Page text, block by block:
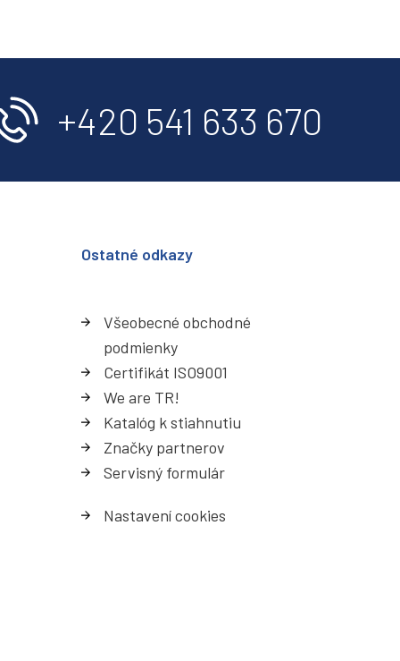
+420 541 633 670
Ostatné odkazy
Všeobecné obchodné
podmienky
Certifikát ISO9001
We are TR!
Katalóg k stiahnutiu
Značky partnerov
Servisný formulár
Nastavení cookies